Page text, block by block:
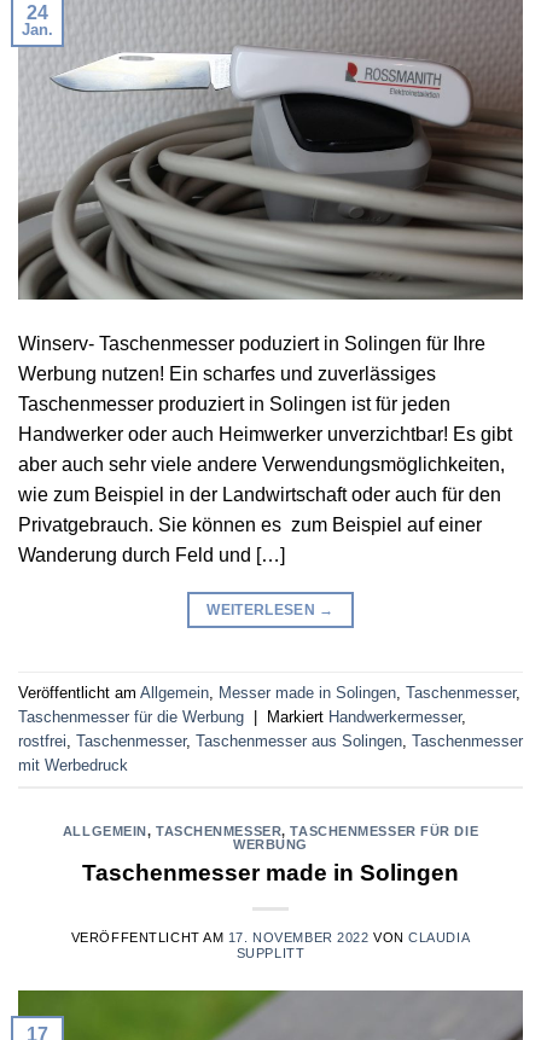
24
Jan.
Winserv- Taschenmesser poduziert in Solingen für Ihre
Werbung nutzen! Ein scharfes und zuverlässiges
Taschenmesser produziert in Solingen ist für jeden
Handwerker oder auch Heimwerker unverzichtbar! Es gibt
aber auch sehr viele andere Verwendungsmöglichkeiten,
wie zum Beispiel in der Landwirtschaft oder auch für den
Privatgebrauch. Sie können es zum Beispiel auf einer
Wanderung durch Feld und […]
WEITERLESEN →
Veröffentlicht am Allgemein Messer made in Solingen Taschenmesser,
Taschenmesser für die Werbung | Markiert Handwerkermesser,
rostfrei Taschenmesser, Taschenmesser aus Solingen Taschenmesser
mit Werbedruck
ALLGEMEIN , TASCHENMESSER,TASCHENMESSER FÜR DIE
WERBUNG
Taschenmesser made in Solingen
VERÖFFENTLICHT AM 17. NOVEMBER 2022 VONCLAUDIA
SUPPLITT
17